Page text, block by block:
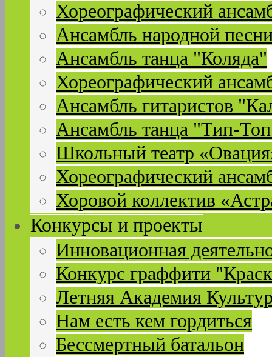
Хореографический
Ансамбль народной
Ансамбль танца "Коляда"
Хореографический
Ансамбль гитаристов
Ансамбль танца "Тип-
Школьный театр
Хореографический
Хоровой коллектив
Конкурсы и проекты
Инновационная
Конкурс граффити
Летняя Академия
Нам есть кем гордиться
Бессмертный батальон